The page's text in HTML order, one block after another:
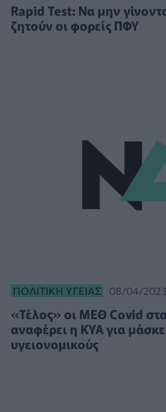
Rapid Test: Να μην
ζητούν οι φορείς ΠΦΥ
ΠΟΛΙΤΙΚΉ ΥΓΕΊΑΣ 08/04/
«Τέλος» οι ΜΕΘ Covid
αναφέρει η ΚΥΑ για
υγειονομικούς